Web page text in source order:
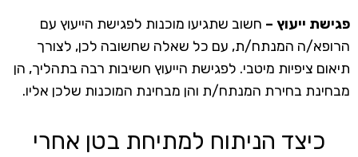
פגישת ייעוץ – חשוב שתגיעו מוכנות לפגישת הייעוץ עם
הרופא/ה המנתח/ת, עם כל שאלה שחשובה לכן, לצורך
תיאום ציפיות מיטבי. לפגישת הייעוץ חשיבות רבה בתהליך, הן
מבחינת בחירת המנתח/ת והן מבחינת המוכנות שלכן אליו.
כיצד הניתוח למתיחת בטן אחרי